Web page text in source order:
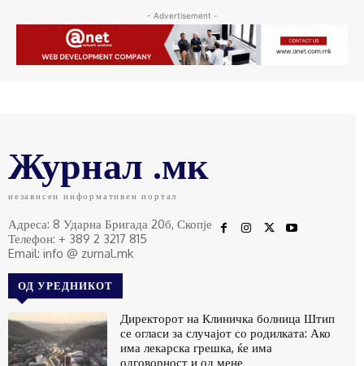
- Advertisement -
Журнал .мк
независен информативен портал
Адреса: 8 Ударна Бригада 20б, Скопје
Телефон: + 389 2 3217 815
Email: info @ zurnal.mk
ОД УРЕДНИКОТ
Директорот на Клиничка болница Штип
се огласи за случајот со родилката: Ако
има лекарска грешка, ќе има
одговорност и од мене